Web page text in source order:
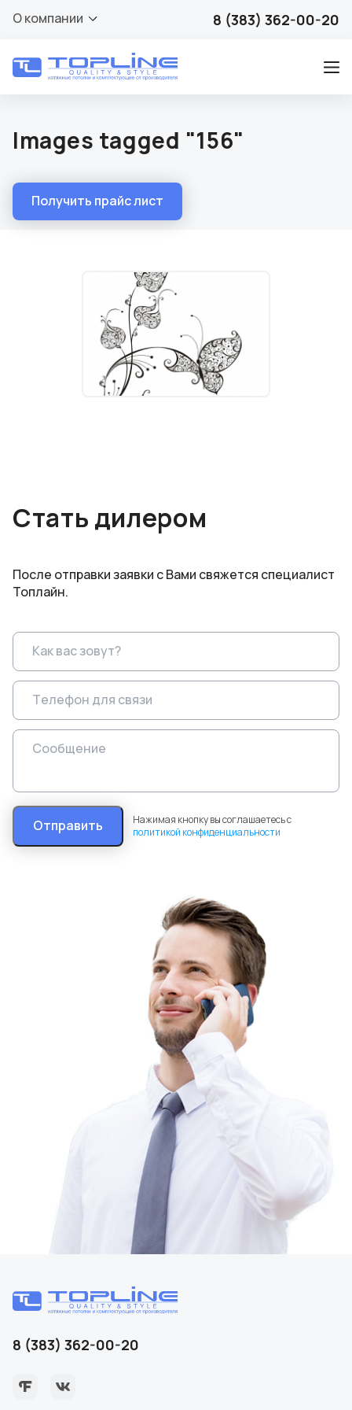
О компании 8 (383) 362-00-20
Images tagged "156"
Получить прайс лист
Стать дилером
После отправки заявки с Вами свяжется специалист
Топлайн.
Отправить
Нажимая кнопку вы соглашаетесь с
политикой конфиденциальности
8 (383) 362-00-20